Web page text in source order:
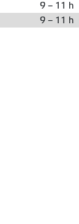
9 – 11 h
9 – 11 h